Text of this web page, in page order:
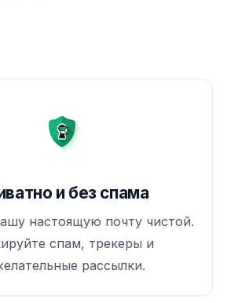
и без спама
настоящую почту чистой.
спам, трекеры и
рассылки.